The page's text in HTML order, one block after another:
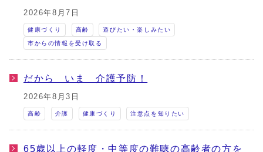
2026年8月7日
健康づくり 高齢 遊びたい・楽しみたい
市からの情報を受け取る
だから いま 介護予防！
2026年8月3日
高齢 介護 健康づくり 注意点を知りたい
65歳以上の軽度・中等度の難聴の高齢者の方を